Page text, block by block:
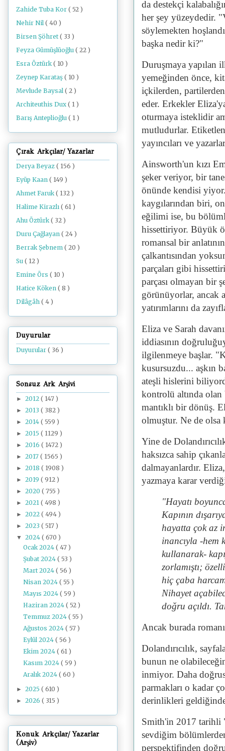
da destekçi
her şey yüzeydedir.
söylemekten
başka nedir ki?"
Duruşmaya yapılan
yemeğinden önce,
içkilerden, partilerden
eder. Erkekler
oturmaya isteklidir
mutludurlar.
yayıncıları ve
Ainsworth'un kızı
şeker veriyor, bir
önünde kendisi
kaygılarından biri,
eğilimi ise, bu
hissettiriyor. Büyük
romansal bir
çalkantısından
parçaları gibi
parçası olmayan bir
görünüyorlar, ancak
yatırımlarını da
Eliza ve Sarah
iddiasının
ilgilenmeye başlar.
kusursuzdu... aşkın
ateşli hislerini
kontrolü altında olan
mantıklı bir dönüş.
olmuştur. Ne de olsa
Yine de D
haksızca sahip
dalmayanlardır.
yazmaya karar
"Hayatı
Kapının
hayatta çok az
inancıyla -hem
kullanarak-
zorlamıştı;
hiç çaba
Nihayet
doğru açıldı.
Ancak burada
Dolandırıcılık,
bunun ne
inmiyor. Daha
parmakları o kadar
derinlikleri
Smith'in 2017 tarihli
sevdiğim
perspektifinden
Zahide Tuba Kor ( 52 )
Nehir Nil ( 40 )
Birsen Şöhret ( 33 )
Feyza Gümüşlüoğlu ( 22 )
Esra Öztürk ( 10 )
Zeynep Karataş ( 10 )
Mevlude Baysal ( 2 )
Architeuthis Dux ( 1 )
Barış Anteplioğlu ( 1 )
Çırak Arkçılar/ Yazarlar
Derya Beyaz ( 156 )
Eyüp Kaan ( 149 )
Ahmet Faruk ( 132 )
Halime Kirazlı ( 61 )
Ahu Öztürk ( 32 )
Duru Çağlayan ( 24 )
Berrak Şebnem ( 20 )
Su ( 12 )
Emine Örs ( 10 )
Hatice Köken ( 8 )
Dilâgâh ( 4 )
Duyurular
Duyurular ( 36 )
Sonsuz Ark Arşivi
► 2012 ( 147 )
► 2013 ( 382 )
► 2014 ( 559 )
► 2015 ( 1129 )
► 2016 ( 1472 )
► 2017 ( 1565 )
► 2018 ( 1908 )
► 2019 ( 912 )
► 2020 ( 755 )
► 2021 ( 498 )
► 2022 ( 494 )
► 2023 ( 517 )
▼ 2024 ( 670 )
Ocak 2024( 47 )
Şubat 2024( 53 )
Mart 2024( 56 )
Nisan 2024( 55 )
Mayıs 2024( 59 )
Haziran 2024( 52 )
Temmuz 2024( 55 )
Ağustos 2024( 57 )
Eylül 2024( 56 )
Ekim 2024( 61 )
Kasım 2024( 59 )
Aralık 2024( 60 )
► 2025 ( 610 )
► 2026 ( 315 )
Konuk Arkçılar/ Yazarlar
(Arşiv)